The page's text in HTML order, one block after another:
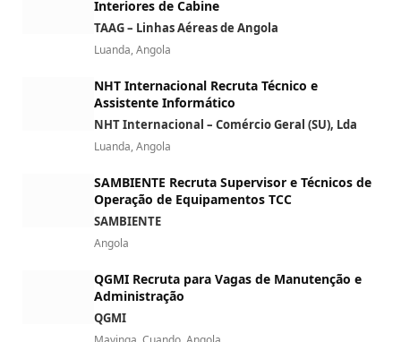
Interiores de Cabine
TAAG – Linhas Aéreas de Angola
Luanda, Angola
NHT Internacional Recruta Técnico e
Assistente Informático
NHT Internacional – Comércio Geral (SU), Lda
Luanda, Angola
SAMBIENTE Recruta Supervisor e Técnicos de
Operação de Equipamentos TCC
SAMBIENTE
Angola
QGMI Recruta para Vagas de Manutenção e
Administração
QGMI